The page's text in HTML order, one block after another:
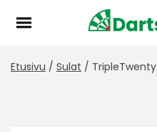
Etusivu / Sulat /